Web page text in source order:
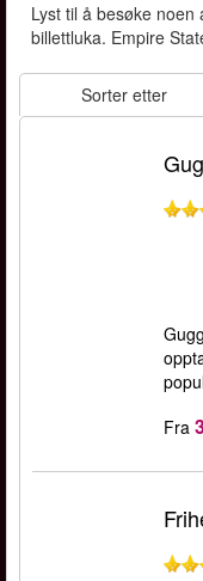
Lyst til å besøke
billettluka. Empire
Sorter etter
Fra